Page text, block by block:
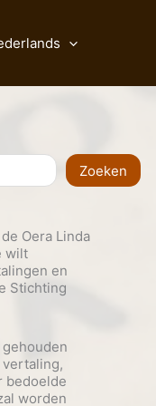
Zoeken
Oera Linda
wilt
en
Stichting
bedoelde
worden